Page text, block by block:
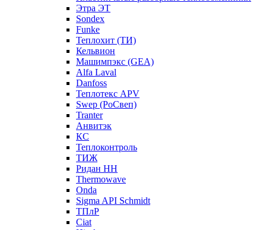
Этра ЭТ
Sondex
Funke
Теплохит (ТИ)
Кельвион
Машимпэкс (GEA)
Alfa Laval
Danfoss
Теплотекс APV
Swep (РоСвеп)
Tranter
Анвитэк
КС
Теплоконтроль
ТИЖ
Ридан НН
Thermowave
Onda
Sigma API Schmidt
ТПлР
Ciat